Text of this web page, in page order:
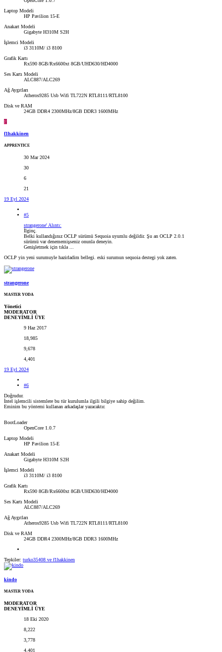
Laptop Modeli
HP Pavilion 15-E
Anakart Modeli
Gigabyte H310M S2H
İşlemci Modeli
i3 3110M/ i3 8100
Grafik Kartı
Rx590 8GB/Rx6600xt 8GB/UHD630/HD4000
Ses Kartı Modeli
ALC887/ALC269
Ağ Aygıtları
Atheros9285 Usb Wifi TL722N RTL8111/RTL8100
Disk ve RAM
24GB DDR4 2300MHz/8GB DDR3 1600MHz
F
f1hakkinen
APPRENTICE
30 Mar 2024
30
6
21
19 Eyl 2024
#5
strangerone' Alıntı:
İlginç.
Belki kullandığınız OCLP sürümü Sequoia uyumlu değildir. Şu an OCLP 2.0.1
sürümü var denememişseniz onunla deneyin.
Genişletmek için tıkla ...
OCLP yin yeni surumuyle hazirladim bellegi. eski surumun sequoia destegi yok zaten.
strangerone
MASTER YODA
Yönetici
MODERATOR
DENEYİMLİ ÜYE
9 Haz 2017
18,985
9,678
4,401
19 Eyl 2024
#6
Doğrudur.
İntel işlemcili sistemlere bu tür kurulumla ilgili bilgiye sahip değilim.
Eminim bu yöntemi kullanan arkadaşlar yazacaktır.
BootLoader
OpenCore 1.0.7
Laptop Modeli
HP Pavilion 15-E
Anakart Modeli
Gigabyte H310M S2H
İşlemci Modeli
i3 3110M/ i3 8100
Grafik Kartı
Rx590 8GB/Rx6600xt 8GB/UHD630/HD4000
Ses Kartı Modeli
ALC887/ALC269
Ağ Aygıtları
Atheros9285 Usb Wifi TL722N RTL8111/RTL8100
Disk ve RAM
24GB DDR4 2300MHz/8GB DDR3 1600MHz
Tepkiler: turko35408 ve f1hakkinen
kindo
MASTER YODA
MODERATOR
DENEYİMLİ ÜYE
18 Eki 2020
8,222
3,778
4,401